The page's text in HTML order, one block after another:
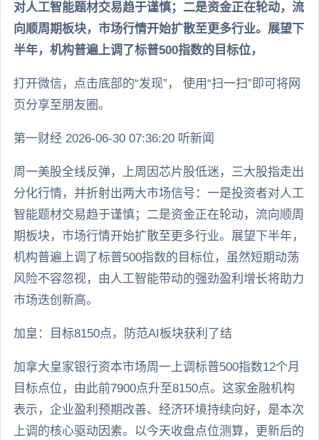
对人工智能题材交易趋于谨慎；二是资金正在轮动，流
向顺周期板块，市场行情开始扩散至更多行业。展望下
半年，机构普遍上调了标普500指数的目标位，
打开微信，点击底部的“发现”， 使用“扫一扫”即可将网
页分享至朋友圈。
第一财经 2026-06-30 07:36:20 听新闻
周一美股全线反弹，上周因芯片股低迷，三大股指走出
分化行情，并折射出两大市场信号：一是投资者对人工
智能题材交易趋于谨慎；二是资金正在轮动，流向顺周
期板块，市场行情开始扩散至更多行业。展望下半年，
机构普遍上调了标普500指数的目标位，虽然短期动荡
风险不容忽视，由人工智能带动的强劲盈利增长将助力
市场迭创新高。
加皇：目标8150点，防范AI板块获利了结
加拿大皇家银行资本市场周一上调标普500指数12个月
目标点位，由此前7900点升至8150点。这家金融机构
表示，企业盈利预期改善、经济环境持续向好，是本次
上调的核心驱动因素。以今天收盘点位测算，更新后的